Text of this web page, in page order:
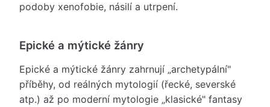
podoby xenofobie, násilí a utrpení.
Epické a mýtické žánry
Epické a mýtické žánry zahrnují „archetypální"
příběhy, od reálných mytologií (řecké, severské
atp.) až po moderní mytologie „klasické" fantasy